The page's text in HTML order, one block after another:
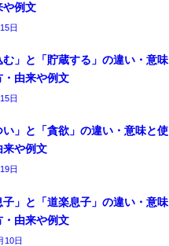
や例文
日
む」と「貯蔵する」の違い・意味
・由来や例文
日
い」と「貪欲」の違い・意味と使
来や例文
日
子」と「道楽息子」の違い・意味
・由来や例文
10日